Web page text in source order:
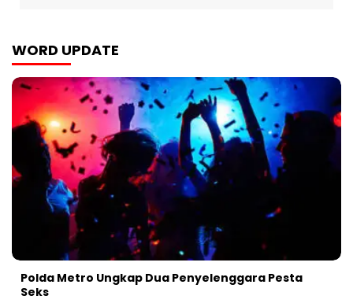
WORD UPDATE
Polda Metro Ungkap Dua Penyelenggara Pesta
Seks